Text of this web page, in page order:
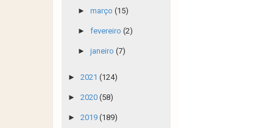
► março (15)
► fevereiro (2)
► janeiro (7)
► 2021 (124)
► 2020 (58)
► 2019 (189)